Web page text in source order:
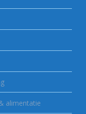
alimentatie